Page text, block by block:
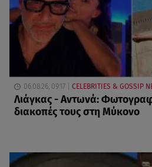
06.08.26, 09:17 CELEBRITIES & GOSSIP
Λιάγκας - Αντωνά:
διακοπές τους στη Μύκονο